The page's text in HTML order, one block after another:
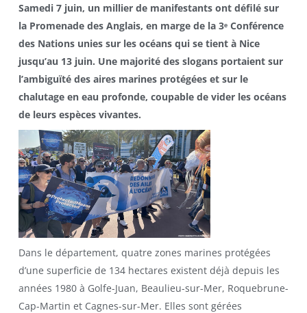
Samedi 7 juin, un millier de manifestants ont défilé sur
la Promenade des Anglais, en marge de la 3ᵉ Conférence
des Nations unies sur les océans qui se tient à Nice
jusqu’au 13 juin. Une majorité des slogans portaient sur
l’ambiguïté des aires marines protégées et sur le
chalutage en eau profonde, coupable de vider les océans
de leurs espèces vivantes.
Dans le département, quatre zones marines protégées
d’une superficie de 134 hectares existent déjà depuis les
années 1980 à Golfe-Juan, Beaulieu-sur-Mer, Roquebrune-
Cap-Martin et Cagnes-sur-Mer. Elles sont gérées